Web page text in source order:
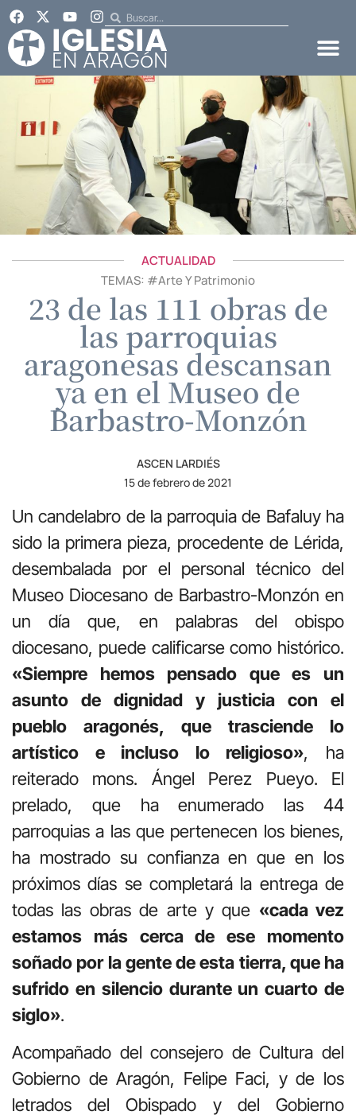
ACTUALIDAD
TEMAS: #Arte Y Patrimonio
23 de las 111 obras de
las parroquias
aragonesas descansan
ya en el Museo de
Barbastro-Monzón
ASCEN LARDIÉS
15 de febrero de 2021
Un candelabro de la parroquia de Bafaluy ha
sido la primera pieza, procedente de Lérida,
desembalada por el personal técnico del
Museo Diocesano de Barbastro-Monzón en
un día que, en palabras del obispo
diocesano, puede calificarse como histórico.
«Siempre hemos pensado que es un
asunto de dignidad y justicia con el
pueblo aragonés, que trasciende lo
artístico e incluso lo religioso», ha
reiterado mons. Ángel Perez Pueyo. El
prelado, que ha enumerado las 44
parroquias a las que pertenecen los bienes,
ha mostrado su confianza en que en los
próximos días se completará la entrega de
todas las obras de arte y que «cada vez
estamos más cerca de ese momento
soñado por la gente de esta tierra, que ha
sufrido en silencio durante un cuarto de
siglo».
Acompañado del consejero de Cultura del
Gobierno de Aragón, Felipe Faci, y de los
letrados del Obispado y del Gobierno